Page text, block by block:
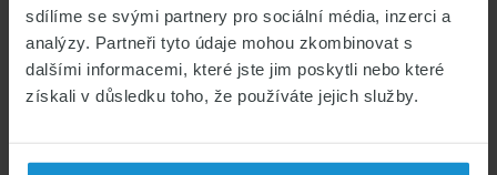
sdílíme se svými partnery pro sociální média, inzerci a
analýzy. Partneři tyto údaje mohou zkombinovat s
dalšími informacemi, které jste jim poskytli nebo které
získali v důsledku toho, že používáte jejich služby.
Marek rád pracuje se slovem i s
příběhem. A rád cestuje. Hlavně
vlakem. Témata jeho článků pro náš